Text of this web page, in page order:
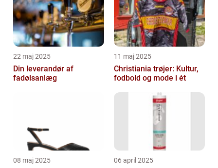
22 maj 2025
Din leverandør af
fadølsanlæg
11 maj 2025
Christiania trøjer: Kultur,
fodbold og mode i ét
08 maj 2025 06 april 2025